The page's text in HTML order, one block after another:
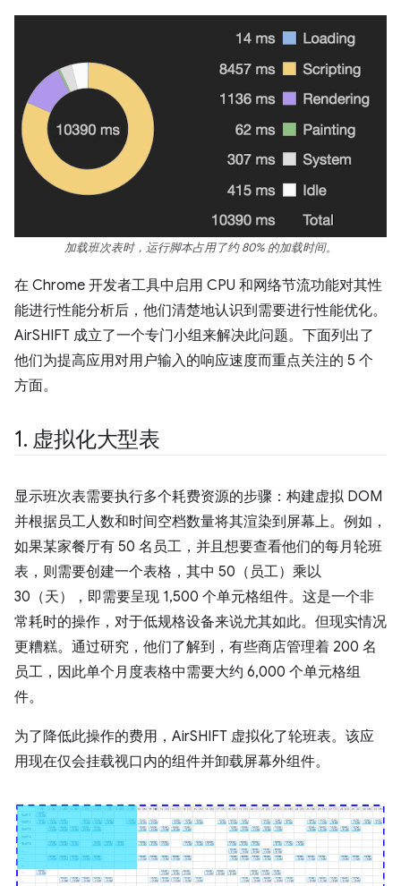
加载班次表时，运行脚本占用了约 80% 的加载时间。
在 Chrome 开发者工具中启用 CPU 和网络节流功能对其性
能进行性能分析后，他们清楚地认识到需要进行性能优化。
AirSHIFT 成立了一个专门小组来解决此问题。下面列出了
他们为提高应用对用户输入的响应速度而重点关注的 5 个
方面。
1. 虚拟化大型表
显示班次表需要执行多个耗费资源的步骤：构建虚拟 DOM
并根据员工人数和时间空档数量将其渲染到屏幕上。例如，
如果某家餐厅有 50 名员工，并且想要查看他们的每月轮班
表，则需要创建一个表格，其中 50（员工）乘以
30（天），即需要呈现 1,500 个单元格组件。这是一个非
常耗时的操作，对于低规格设备来说尤其如此。但现实情况
更糟糕。通过研究，他们了解到，有些商店管理着 200 名
员工，因此单个月度表格中需要大约 6,000 个单元格组
件。
为了降低此操作的费用，AirSHIFT 虚拟化了轮班表。该应
用现在仅会挂载视口内的组件并卸载屏幕外组件。